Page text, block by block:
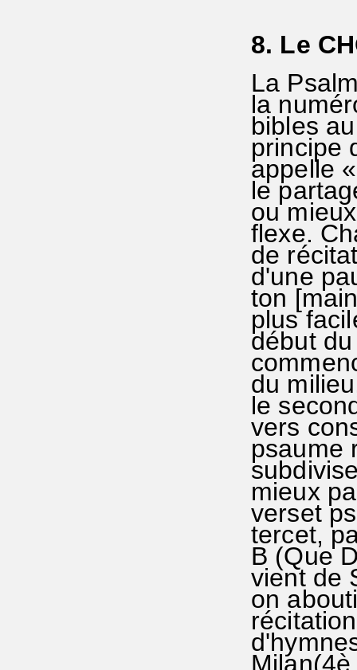
8. Le
La
la
bibles
principe
appelle
le
ou
flexe.
de
d'une
ton
plus
début
du
le
vers
psaume
mieux
verset
tercet,
B (Que
vient de
on